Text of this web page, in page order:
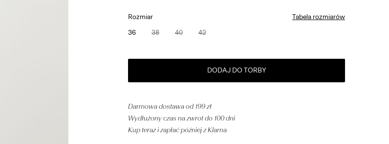
Rozmiar
Tabela rozmiarów
36
38 40 42
DODAJ DO TORBY
Darmowa dostawa od 199 zł
Wydłużony czas na zwrot do 100 dni
Kup teraz i zapłać później z Klarna